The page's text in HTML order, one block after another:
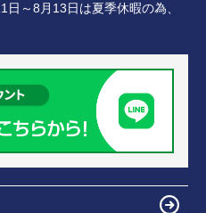
8月13日は夏季休暇の為、